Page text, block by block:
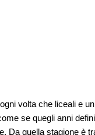
volta che liceali e
se quegli anni
Da quella stagione è